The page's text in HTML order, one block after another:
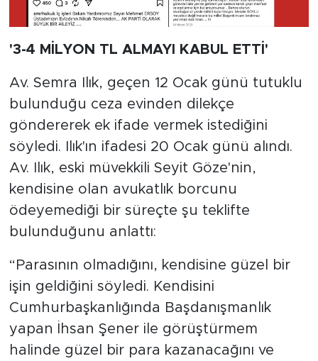
'3-4 MİLYON TL ALMAYI KABUL ETTİ'
Av. Semra Ilık, geçen 12 Ocak günü tutuklu
bulunduğu ceza evinden dilekçe
göndererek ek ifade vermek istediğini
söyledi. Ilık'ın ifadesi 20 Ocak günü alındı.
Av. Ilık, eski müvekkili Seyit Göze'nin,
kendisine olan avukatlık borcunu
ödeyemediği bir süreçte şu teklifte
bulunduğunu anlattı:
“Parasının olmadığını, kendisine güzel bir
işin geldiğini söyledi. Kendisini
Cumhurbaşkanlığında Başdanışmanlık
yapan İhsan Şener ile görüştürmem
halinde güzel bir para kazanacağını ve